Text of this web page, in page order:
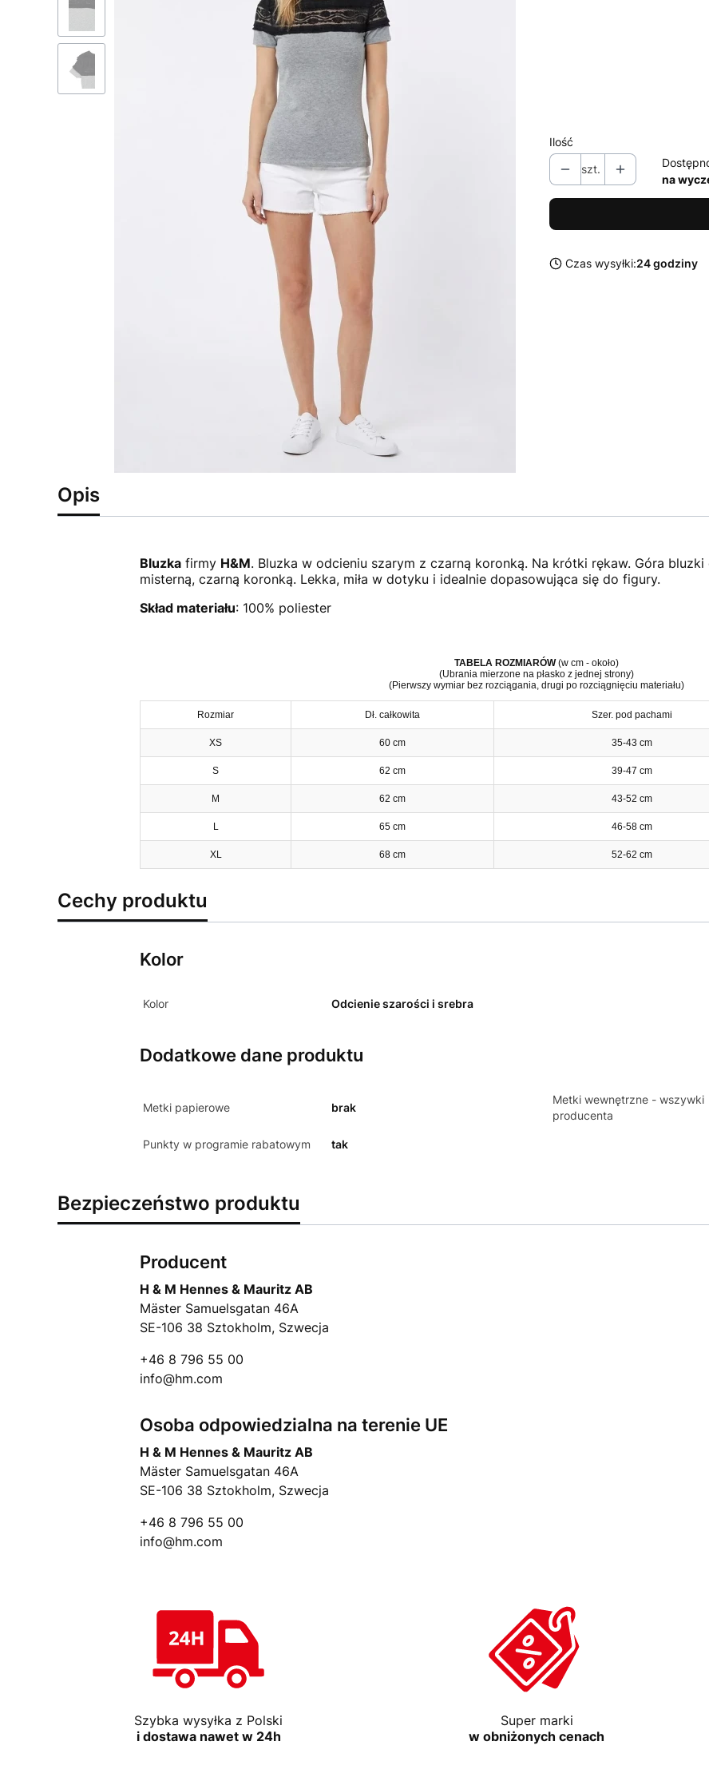
Poszczególne warianty mogą
Ilość
szt.
na
Czas wysyłki:24 godziny
Opis
Bluzkafirmy H&M. Bluzka w odcieniu szarym z czarną koronką. Na krótki rękaw. Góra
misterną, czarną koronką. Lekka, miła w dotyku i idealnie dopasowująca się do figury.
Skład materiału: 100% poliester
TABELA ROZMIARÓW(w cm - około)
(Ubrania mierzone na płasko z jednej strony)
(Pierwszy wymiar bez rozciągania, drugi po rozciągnięciu materiału)
Rozmiar Dł. całkowita Szer. pod pachami
XS 60 cm 35-43 cm
S 62 cm 39-47 cm
M 62 cm 43-52 cm
L 65 cm 46-58 cm
XL 68 cm 52-62 cm
Cechy produktu
Kolor
Kolor Odcienie szarości i srebra
Dodatkowe dane produktu
Metki papierowe brak
Metki wewnętrzne - wszywki
producenta
Punkty w programie rabatowym tak
Bezpieczeństwo produktu
Producent
H & M Hennes & Mauritz AB
Mäster Samuelsgatan 46A
SE-106 38 Sztokholm, Szwecja
+46 8 796 55 00
info@hm.com
Osoba odpowiedzialna na terenie UE
H & M Hennes & Mauritz AB
Mäster Samuelsgatan 46A
SE-106 38 Sztokholm, Szwecja
+46 8 796 55 00
info@hm.com
Szybka wysyłka z Polski
i dostawa nawet w 24h
Super marki
w obniżonych cenach